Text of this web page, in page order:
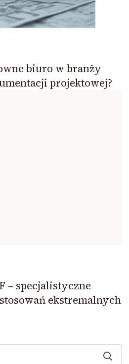
biuro w branży
projektowej?
– specjalistyczne
ekstremalnych